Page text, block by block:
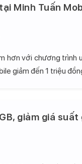
Minh Tuấn
hơn với chương trình
giảm đến 1 triệu
giảm giá suất